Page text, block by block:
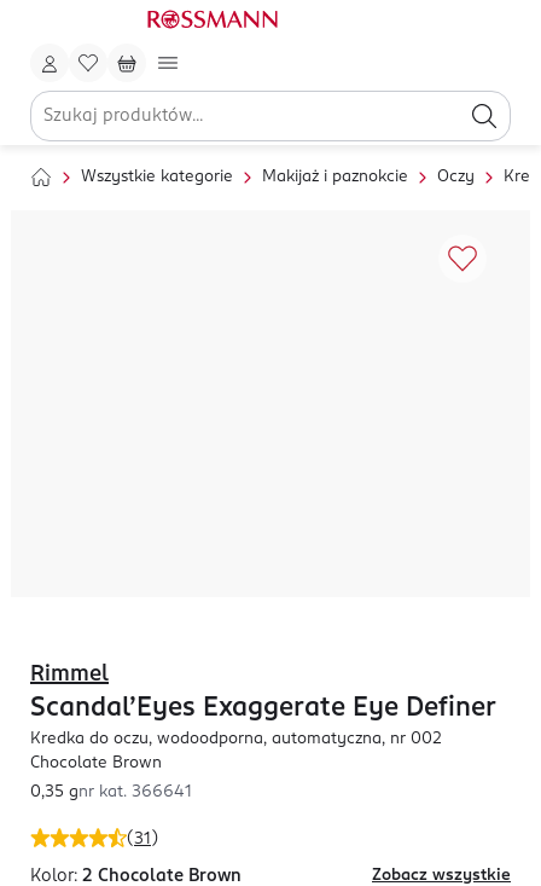
Wszystkie kategorie Makijaż i paznokcie Oczy
(31 )
Rimmel
Scandal’Eyes Exaggerate Eye Definer
Kredka do oczu, wodoodporna, automatyczna, nr 002
Chocolate Brown
0,35 gnr kat. 366641
Kolor: 2 Chocolate Brown Zobacz wszystkie